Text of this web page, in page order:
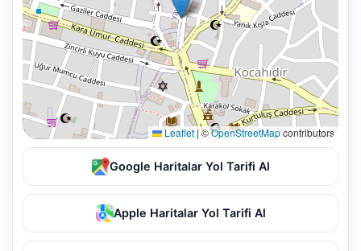
Leaflet |©OpenStreetMapcontributors
Google Haritalar Yol Tarifi Al
Apple Haritalar Yol Tarifi Al